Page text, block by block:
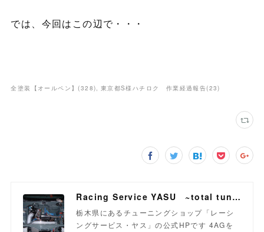
では、今回はこの辺で・・・
全塗装【オールペン】(328) 東京都S様ハチロク 作業経過報告(23)
Racing Service YASU ~total tuning proshop~
栃木県にあるチューニングショップ「レーシ
ングサービス・ヤス」の公式HPです 4AGを